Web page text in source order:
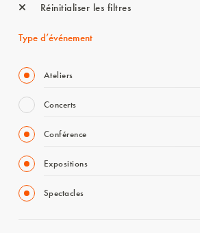
Réinitialiser les filtres
Type d’événement
Ateliers
Concerts
Conférence
Expositions
Spectacles